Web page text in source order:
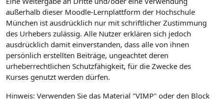
außerhalb dieser Moodle-Lernplattform der Hochschule
München ist ausdrücklich nur mit schriftlicher Zustimmung
des Urhebers zulässig. Alle Nutzer erklären sich jedoch
ausdrücklich damit einverstanden, dass alle von ihnen
persönlich erstellten Beiträge, ungeachtet deren
urheberrechtlichen Schutzfähigkeit, für die Zwecke des
Kurses genutzt werden dürfen.
Hinweis: Verwenden Sie das Material "VIMP" oder den Block